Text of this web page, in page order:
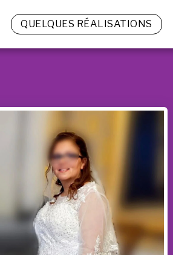
QUELQUES RÉALISATIONS